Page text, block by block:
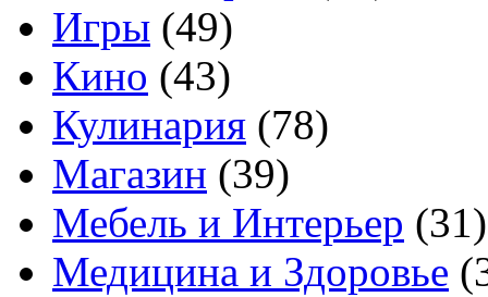
Игры (49)
Кино (43)
Кулинария (78)
Магазин (39)
Мебель и Интерьер (31)
Медицина и Здоровье